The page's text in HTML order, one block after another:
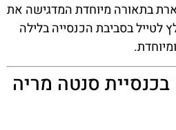
בתאורה מיוחדת המדגישה את
לטייל בסביבת הכנסייה בלילה
סנטה מריה